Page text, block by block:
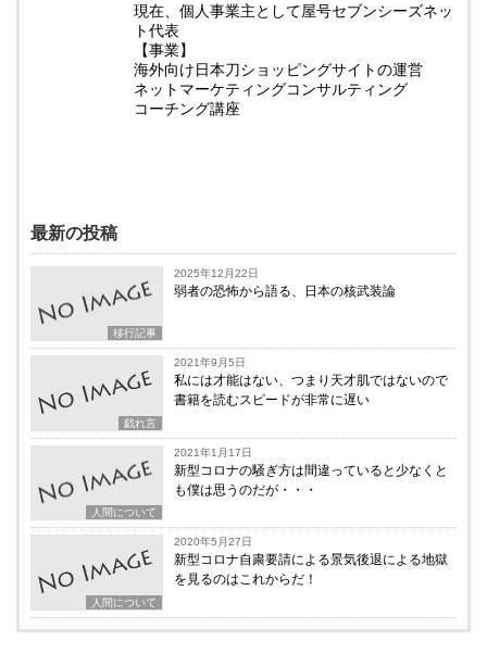
現在、個人事業主として屋号セブンシーズネッ
ト代表
【事業】
海外向け日本刀ショッピングサイトの運営
ネットマーケティングコンサルティング
コーチング講座
最新の投稿
移行記事
2025年12月22日
弱者の恐怖から語る、日本の核武装論
戯れ言
2021年9月5日
私には才能はない、つまり天才肌ではないので
書籍を読むスピードが非常に遅い
人間について
2021年1月17日
新型コロナの騒ぎ方は間違っていると少なくと
も僕は思うのだが・・・
人間について
2020年5月27日
新型コロナ自粛要請による景気後退による地獄
を見るのはこれからだ！